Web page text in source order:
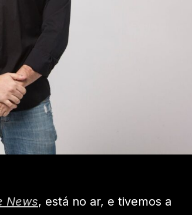
News, está no ar, e tivemos a